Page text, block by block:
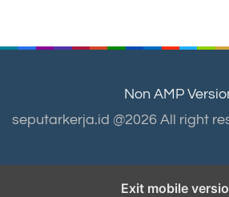
Non AMP
seputarkerja.id @2026 All right
Exit mobile